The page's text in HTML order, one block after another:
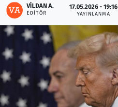
VILDAN A.
EDITÖR
17.05.2026 - 19:16
YAYINLANMA
Oyun
Ramazan
Resmi İlanlar
Rüya Tabirleri